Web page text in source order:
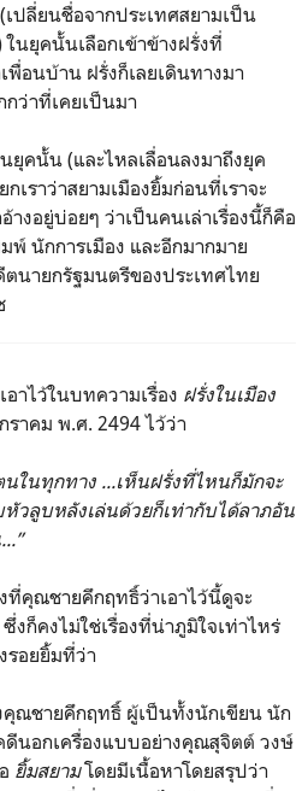
เปลี่ยนชื่อจากประเทศสยามเป็น
นยุคนั้นเลือกเข้าข้างฝรั่งที่
พื่อนบ้าน ฝรั่งก็เลยเดินทางมา
กว่าที่เคยเป็นมา
ยุคนั้น (และไหลเลื่อนลงมาถึงยุค
เราว่าสยามเมืองยิ้มก่อนที่เราจะ
างอยู่บ่อยๆ ว่าเป็นคนเล่าเรื่องนี้ก็คือ
นักการเมือง และอีกมากมาย
นายกรัฐมนตรีของประเทศไทย
าไว้ในบทความเรื่อง ฝรั่งในเมือง
าคม พ.ศ. 2494 ไว้ว่า
ในทุกทาง ...เห็นฝรั่งที่ไหนก็มักจะ
วลูบหลังเล่นด้วยก็เท่ากับได้ลาภอัน
งที่คุณชายคึกฤทธิ์ว่าเอาไว้นี้ดูจะ
ซึ่งก็คงไม่ใช่เรื่องที่น่าภูมิใจเท่าไหร่
รอยยิ้มที่ว่า
ณชายคึกฤทธิ์ ผู้เป็นทั้งนักเขียน นัก
นอกเครื่องแบบอย่างคุณสุจิตต์ วงษ์
ยิ้มสยามโดยมีเนื้อหาโดยสรุปว่า